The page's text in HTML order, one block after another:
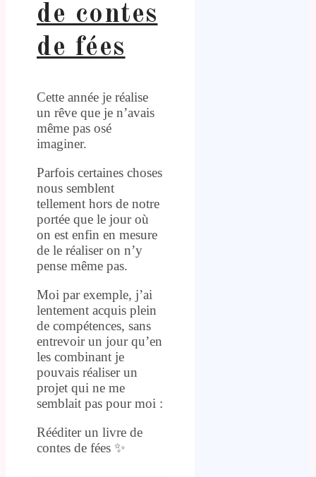
de contes
de fées
Cette année je réalise
un rêve que je n’avais
même pas osé
imaginer.
Parfois certaines choses
nous semblent
tellement hors de notre
portée que le jour où
on est enfin en mesure
de le réaliser on n’y
pense même pas.
Moi par exemple, j’ai
lentement acquis plein
de compétences, sans
entrevoir un jour qu’en
les combinant je
pouvais réaliser un
projet qui ne me
semblait pas pour moi :
Rééditer un livre de
contes de fées ✨